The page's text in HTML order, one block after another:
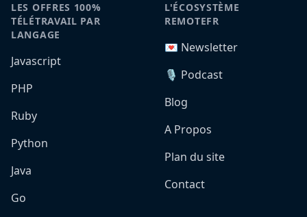
LES OFFRES 100%
TÉLÉTRAVAIL PAR
LANGAGE
Javascript
PHP
Ruby
Python
Java
Go
L'ÉCOSYSTÈME
REMOTEFR
💌 Newsletter
🎙️ Podcast
Blog
A Propos
Plan du site
Contact